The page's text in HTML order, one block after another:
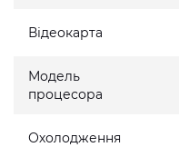
Відеокарта
Модель
процесора
Охолодження